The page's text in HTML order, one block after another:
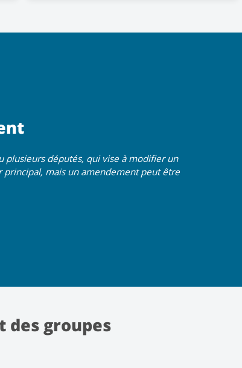
plusieurs députés, qui vise à modifier un
mais un amendement peut être
des groupes